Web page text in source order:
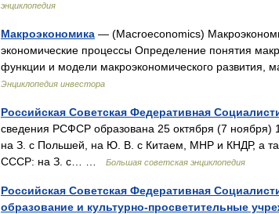
энциклопедия
Макроэкономика — (Macroeconomics)
экономические процессы Определение понятия
функции и модели макроэкономического развития,
Энциклопедия инвестора
Российская Советская Федеративная
сведения РСФСР образована 25 октября (7 ноября)
на З. с Польшей, на Ю. В. с Китаем, МНР и КНДР, а
СССР: на З. с… …
Большая советская энциклопедия
Российская Советская Федеративная
образование и культурно-просветительные